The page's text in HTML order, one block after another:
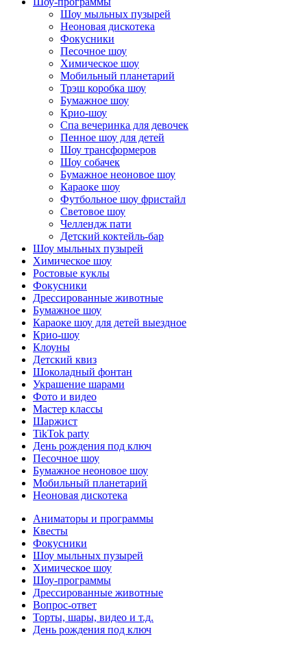
Шоу мыльных пузырей
Неоновая дискотека
Фокусники
Песочное шоу
Химическое шоу
Мобильный планетарий
Трэш коробка шоу
Бумажное шоу
Крио-шоу
Спа вечеринка для девочек
Пенное шоу для детей
Шоу трансформеров
Шоу собачек
Бумажное неоновое шоу
Караоке шоу
Футбольное шоу фристайл
Световое шоу
Челлендж пати
Детский коктейль-бар
Шоу мыльных пузырей
Химическое шоу
Ростовые куклы
Фокусники
Дрессированные животные
Бумажное шоу
Караоке шоу для детей выездное
Крио-шоу
Клоуны
Детский квиз
Шоколадный фонтан
Украшение шарами
Фото и видео
Мастер классы
Шаржист
TikTok party
День рождения под ключ
Песочное шоу
Бумажное неоновое шоу
Мобильный планетарий
Неоновая дискотека
Аниматоры и программы
Квесты
Фокусники
Шоу мыльных пузырей
Химическое шоу
Шоу-программы
Дрессированные животные
Вопрос-ответ
Торты, шары, видео и т.д.
День рождения под ключ